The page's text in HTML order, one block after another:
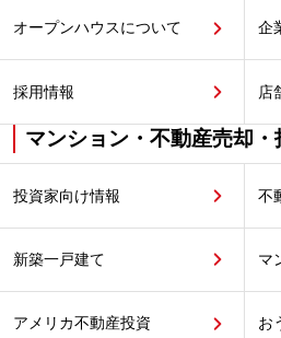
オープンハウスについて 企
採用情報 店
マンション・不動産売却
投資家向け情報 不
新築一戸建て マ
アメリカ不動産投資 お